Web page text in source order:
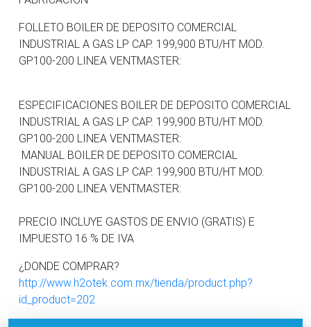
FOLLETO BOILER DE DEPOSITO COMERCIAL
INDUSTRIAL A GAS LP CAP. 199,900 BTU/HT MOD.
GP100-200 LINEA VENTMASTER:
ESPECIFICACIONES BOILER DE DEPOSITO COMERCIAL
INDUSTRIAL A GAS LP CAP. 199,900 BTU/HT MOD.
GP100-200 LINEA VENTMASTER:
MANUAL BOILER DE DEPOSITO COMERCIAL
INDUSTRIAL A GAS LP CAP. 199,900 BTU/HT MOD.
GP100-200 LINEA VENTMASTER:
PRECIO INCLUYE GASTOS DE ENVIO (GRATIS) E
IMPUESTO 16 % DE IVA
¿DONDE COMPRAR?
http://www.h2otek.com.mx/tienda/product.php?
id_product=202